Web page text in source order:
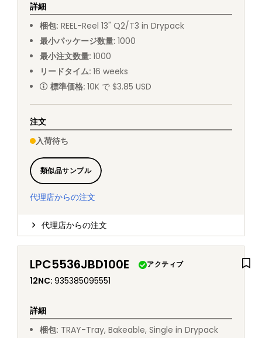
詳細
梱包: REEL-Reel 13" Q2/T3 in Drypack
最小パッケージ数量: 1000
最小注文数量: 1000
リードタイム: 16 weeks
標準価格: 10K で $3.85 USD
注文
入荷待ち
類似品サンプル
代理店からの注文
代理店からの注文
LPC5536JBD100E アクティブ
12NC: 935385095551
詳細
梱包: TRAY-Tray, Bakeable, Single in Drypack